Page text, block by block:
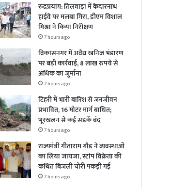
रुद्रप्रयाग: तिलवाड़ा में केदारनाथ
हाईवे पर मलबा गिरा, डीएम विशाल
मिश्रा ने किया निरीक्षण
7 hours ago
विकासनगर में अवैध खनिज भंडारण
पर बड़ी कार्रवाई, 8 लाख रुपये से
अधिक का जुर्माना
7 hours ago
टिहरी में भारी बारिश से जनजीवन
प्रभावित, 16 मोटर मार्ग बाधित;
भूस्खलन से कई सड़कें बंद
7 hours ago
राज्यमंत्री गीताराम गौड़ ने व्यवस्थाओं
का लिया जायजा, स्टांप विक्रेता की
कथित बिजली चोरी पकड़ी गई
7 hours ago